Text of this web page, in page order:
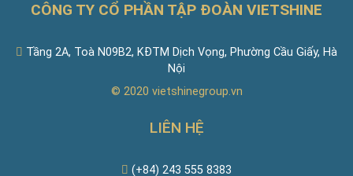
CÔNG TY CỔ PHẦN TẬP ĐOÀN VIETSHINE
Tầng 2A, Toà N09B2, KĐTM Dịch Vọng, Phường Cầu Giấy, Hà
Nội
© 2020 vietshinegroup.vn
LIÊN HỆ
(+84) 243 555 8383